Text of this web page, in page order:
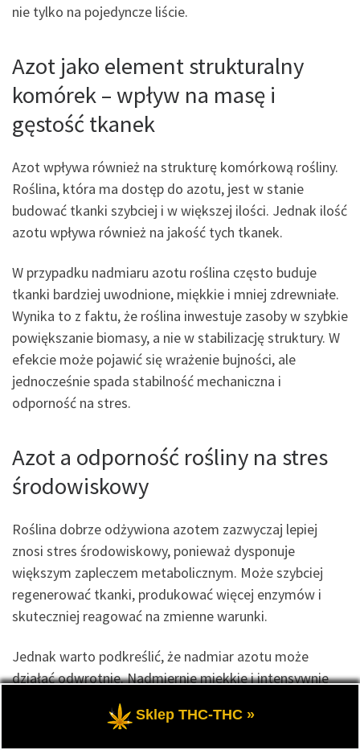
nie tylko na pojedyncze liście.
Azot jako element strukturalny
komórek – wpływ na masę i
gęstość tkanek
Azot wpływa również na strukturę komórkową rośliny.
Roślina, która ma dostęp do azotu, jest w stanie
budować tkanki szybciej i w większej ilości. Jednak ilość
azotu wpływa również na jakość tych tkanek.
W przypadku nadmiaru azotu roślina często buduje
tkanki bardziej uwodnione, miękkie i mniej zdrewniałe.
Wynika to z faktu, że roślina inwestuje zasoby w szybkie
powiększanie biomasy, a nie w stabilizację struktury. W
efekcie może pojawić się wrażenie bujności, ale
jednocześnie spada stabilność mechaniczna i
odporność na stres.
Azot a odporność rośliny na stres
środowiskowy
Roślina dobrze odżywiona azotem zazwyczaj lepiej
znosi stres środowiskowy, ponieważ dysponuje
większym zapleczem metabolicznym. Może szybciej
regenerować tkanki, produkować więcej enzymów i
skuteczniej reagować na zmienne warunki.
Jednak warto podkreślić, że nadmiar azotu może
działać odwrotnie. Nadmiernie miękkie i intensywnie
rosnące tkanki bywają mniej odporne na stres,
ponieważ są bardziej „delikatne” i metabolicznie
Sklep THC-THC »